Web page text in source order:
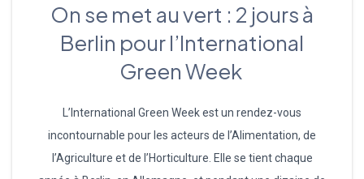
On se met au vert : 2 jours à
Berlin pour l’International
Green Week
L’International Green Week est un rendez-vous
incontournable pour les acteurs de l’Alimentation, de
l’Agriculture et de l’Horticulture. Elle se tient chaque